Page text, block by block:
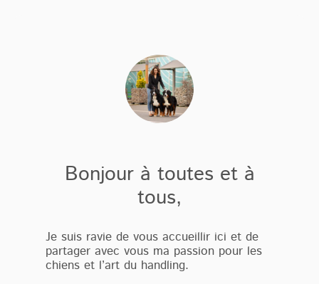
Bonjour à toutes et à
tous,
Je suis ravie de vous accueillir ici et de
partager avec vous ma passion pour les
chiens et l’art du handling.